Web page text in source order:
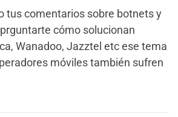
tus comentarios sobre botnets y
cómo solucionan
Wanadoo, Jazztel etc ese tema
móviles también sufren